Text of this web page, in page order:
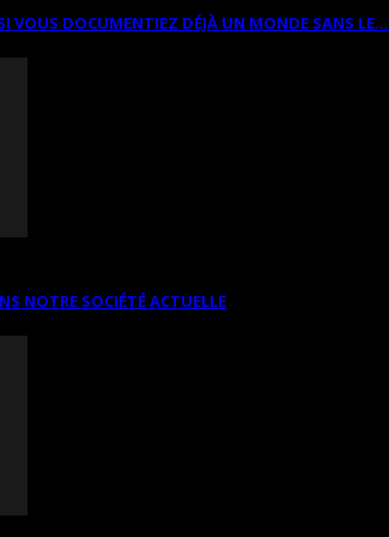
VOUS DOCUMENTIEZ DÉJÀ UN MONDE SANS LE…
NOTRE SOCIÉTÉ ACTUELLE